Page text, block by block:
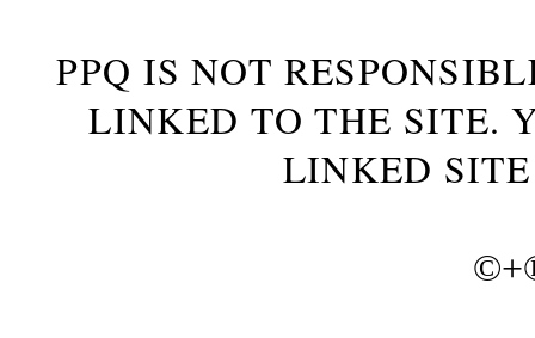
PPQ IS NOT
LINKED TO THE SITE.
LINKED
©+